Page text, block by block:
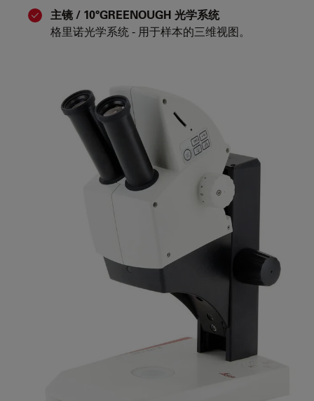
主镜 / 10°GREENOUGH 光学系统
格里诺光学系统 - 用于样本的三维视图。